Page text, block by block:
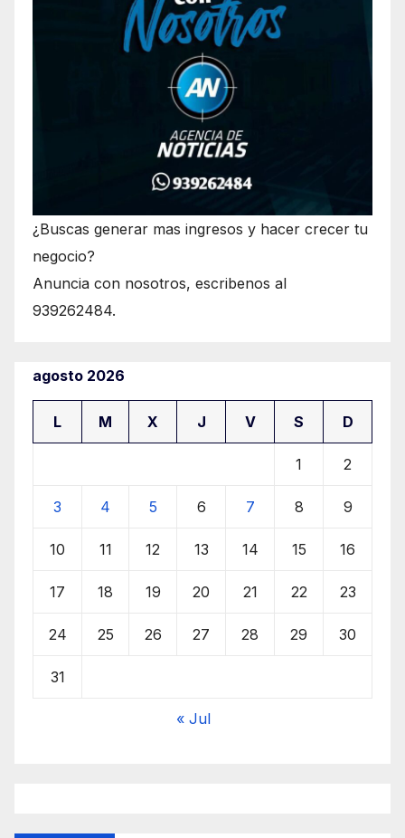
¿Buscas generar mas ingresos y hacer crecer tu
negocio?
Anuncia con nosotros, escribenos al
939262484.
agosto 2026
L M X J V S D
1 2
3 4 5 6 7 8 9
10 11 12 13 14 15 16
17 18 19 20 21 22 23
24 25 26 27 28 29 30
31
« Jul